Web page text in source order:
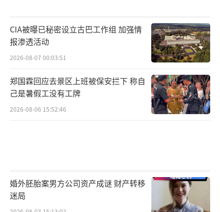
CIA被曝已秘密设立古巴工作组 加强情
报渗透活动
2026-08-07 00:03:51
郑国霖回应去景区上班被保安拦下 称自
己是暑假工没有工牌
2026-08-06 15:52:46
婚外胚胎案男方公司资产成谜 财产转移
迷局